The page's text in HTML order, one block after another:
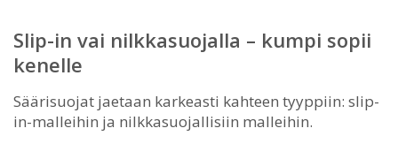
Slip-in vai nilkkasuojalla – kumpi sopii
kenelle
Säärisuojat jaetaan karkeasti kahteen tyyppiin: slip-
in-malleihin ja nilkkasuojallisiin malleihin.